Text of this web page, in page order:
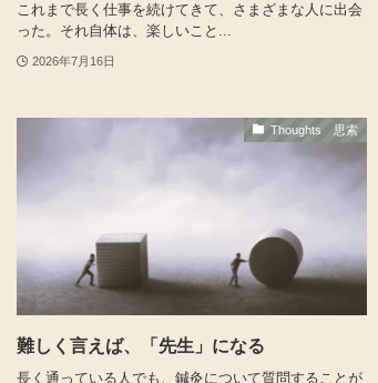
これまで長く仕事を続けてきて、さまざまな人に出会
った。それ自体は、楽しいこと...
2026年7月16日
Thoughts 思索
難しく言えば、「先生」になる
長く通っている人でも、鍼灸について質問することが